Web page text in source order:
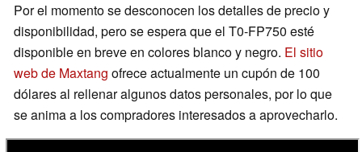
Por el momento se desconocen los detalles de precio y
disponibilidad, pero se espera que el T0-FP750 esté
disponible en breve en colores blanco y negro. El sitio
web de Maxtang ofrece actualmente un cupón de 100
dólares al rellenar algunos datos personales, por lo que
se anima a los compradores interesados a aprovecharlo.